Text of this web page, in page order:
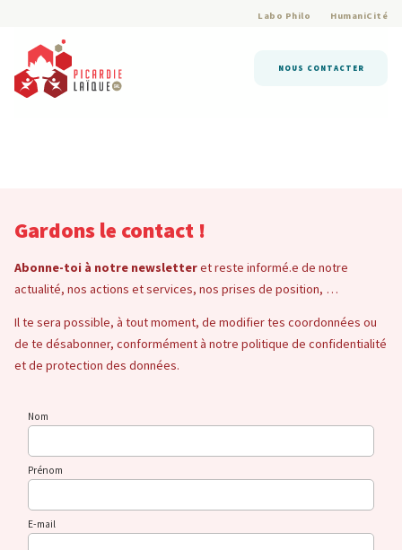
Labo Philo HumaniCité
NOUS CONTACTER
Gardons le contact !
Abonne-toi à notre newsletteret reste informé.e de notre
actualité, nos actions et services, nos prises de position, …
Il te sera possible, à tout moment, de modifier tes coordonnées ou
de te désabonner, conformément à notre politique de confidentialité
et de protection des données.
Nom
Prénom
E-mail